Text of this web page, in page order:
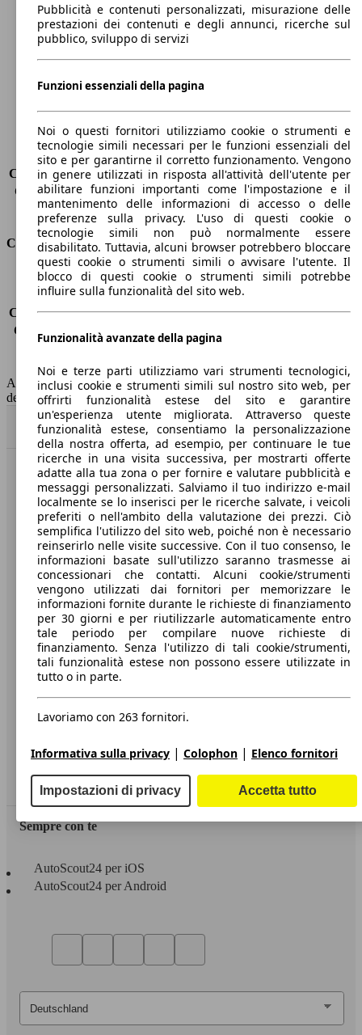
Lunghezza
4600 mm
Altezza
1760 mm
Larghezza
Peso massimo
-
Sedili
5
Carico sul tetto
-
Capacità di traino (senza freni) -
Capacità di traino (con freni)
1500 kg
Volume del bagagliaio
420 - 1420 l
Consumi
Emissioni di CO2*
160 g/km (komb.)
Consumo (urbano)
7.3 l/100km
Consumo (extra-urbano) 5.3 l/100km
Consumo (combinato)*
6.1 l/100km
Capacità del serbatoio
65 l
AutoScout24 non si assume alcuna responsabilità per la correttezza
dei dati.
Torna su
Benvenuti su AutoScout24, il mercato auto europeo.
Società
A proposito di AutoScout24
Stampa
Media
Condizioni generali
Informazioni
Privacy
Dichiarazione di Accessibilità
Servizi
Area rivenditori
Sempre con te
AutoScout24 per iOS
AutoScout24 per Android
Pubblicità e contenuti personalizzati, misurazione delle
prestazioni dei contenuti e degli annunci, ricerche sul
pubblico, sviluppo di servizi
Funzioni essenziali della pagina
Noi o questi fornitori utilizziamo cookie o strumenti e
tecnologie simili necessari per le funzioni essenziali del
sito e per garantirne il corretto funzionamento. Vengono
in genere utilizzati in risposta all'attività dell'utente per
abilitare funzioni importanti come l'impostazione e il
mantenimento delle informazioni di accesso o delle
preferenze sulla privacy. L'uso di questi cookie o
tecnologie simili non può normalmente essere
disabilitato. Tuttavia, alcuni browser potrebbero bloccare
questi cookie o strumenti simili o avvisare l'utente. Il
blocco di questi cookie o strumenti simili potrebbe
influire sulla funzionalità del sito web.
Funzionalità avanzate della pagina
Noi e terze parti utilizziamo vari strumenti tecnologici,
inclusi cookie e strumenti simili sul nostro sito web, per
offrirti funzionalità estese del sito e garantire
un'esperienza utente migliorata. Attraverso queste
funzionalità estese, consentiamo la personalizzazione
della nostra offerta, ad esempio, per continuare le tue
ricerche in una visita successiva, per mostrarti offerte
adatte alla tua zona o per fornire e valutare pubblicità e
messaggi personalizzati. Salviamo il tuo indirizzo e-mail
localmente se lo inserisci per le ricerche salvate, i veicoli
preferiti o nell'ambito della valutazione dei prezzi. Ciò
semplifica l'utilizzo del sito web, poiché non è necessario
reinserirlo nelle visite successive. Con il tuo consenso, le
informazioni basate sull'utilizzo saranno trasmesse ai
concessionari che contatti. Alcuni cookie/strumenti
vengono utilizzati dai fornitori per memorizzare le
informazioni fornite durante le richieste di finanziamento
per 30 giorni e per riutilizzarle automaticamente entro
tale periodo per compilare nuove richieste di
finanziamento. Senza l'utilizzo di tali cookie/strumenti,
tali funzionalità estese non possono essere utilizzate in
tutto o in parte.
Lavoriamo con 263 fornitori.
Informativa sulla privacy | Colophon | Elenco fornitori
Impostazioni di privacy Accetta tutto